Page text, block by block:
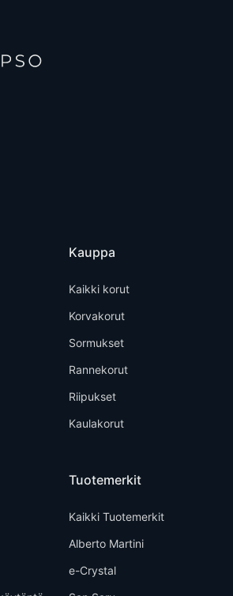
Kauppa
Kaikki korut
Korvakorut
Sormukset
Rannekorut
Riipukset
Kaulakorut
Tuotemerkit
Kaikki Tuotemerkit
Alberto Martini
e-Crystal